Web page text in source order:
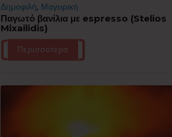
Δημοφιλή, Μαγειρική
Παγωτό βανίλια με espresso (Stelios
Mixailidis)
Περισσότερα